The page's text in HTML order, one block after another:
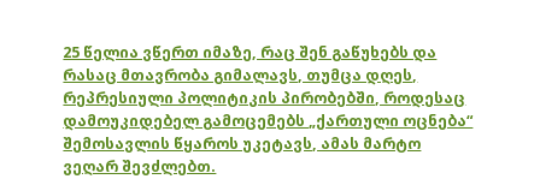
25 წელია ვწერთ იმაზე, რაც შენ გაწუხებს და
რასაც მთავრობა გიმალავს, თუმცა დღეს,
რეპრესიული პოლიტიკის პირობებში, როდესაც
დამოუკიდებელ გამოცემებს „ქართული ოცნება“
შემოსავლის წყაროს უკეტავს, ამას მარტო
ვეღარ შევძლებთ.